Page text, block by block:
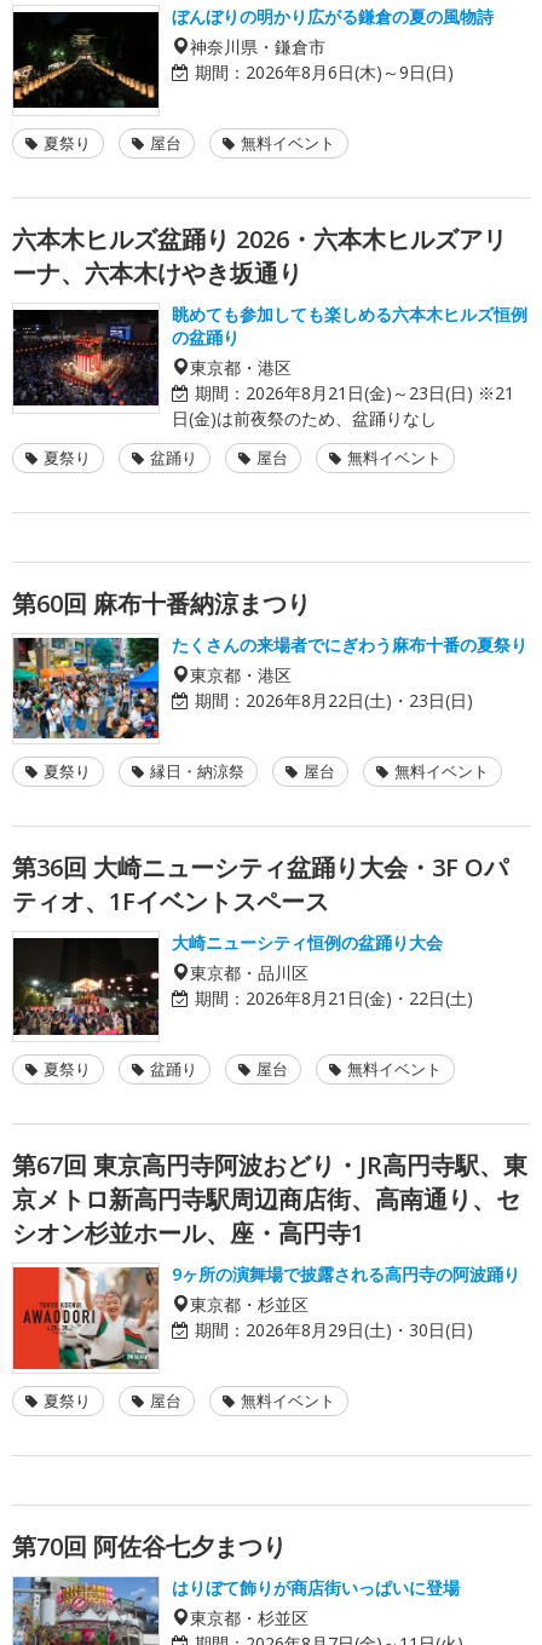
ぼんぼりの明かり広がる鎌倉の夏の風物詩
神奈川県・鎌倉市
期間： 2026年8月6日(木)～9日(日)
夏祭り 屋台 無料イベント
六本木ヒルズ盆踊り 2026・六本木ヒルズアリ
ーナ、六本木けやき坂通り
眺めても参加しても楽しめる六本木ヒルズ恒例
の盆踊り
東京都・港区
期間： 2026年8月21日(金)～23日(日) ※21
日(金)は前夜祭のため、盆踊りなし
夏祭り 盆踊り 屋台 無料イベント
第60回 麻布十番納涼まつり
たくさんの来場者でにぎわう麻布十番の夏祭り
東京都・港区
期間： 2026年8月22日(土)・23日(日)
夏祭り 縁日・納涼祭 屋台 無料イベント
第36回 大崎ニューシティ盆踊り大会・3F Oパ
ティオ、1Fイベントスペース
大崎ニューシティ恒例の盆踊り大会
東京都・品川区
期間： 2026年8月21日(金)・22日(土)
夏祭り 盆踊り 屋台 無料イベント
第67回 東京高円寺阿波おどり・JR高円寺駅、東
京メトロ新高円寺駅周辺商店街、高南通り、セ
シオン杉並ホール、座・高円寺1
9ヶ所の演舞場で披露される高円寺の阿波踊り
東京都・杉並区
期間： 2026年8月29日(土)・30日(日)
夏祭り 屋台 無料イベント
第70回 阿佐谷七夕まつり
はりぼて飾りが商店街いっぱいに登場
東京都・杉並区